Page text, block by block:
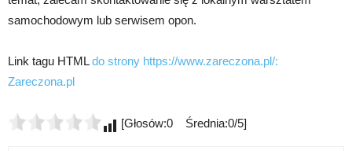
samochodowym lub serwisem opon.
Link tagu HTMLdo strony https://www.zareczona.pl/:
Zareczona.pl
[Głosów:0 Średnia:0/5]